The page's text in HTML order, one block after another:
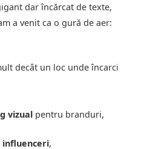
dar încărcat de texte,
a venit ca o gură de aer:
decât un loc unde încarci
vizual pentru branduri,
influenceri,